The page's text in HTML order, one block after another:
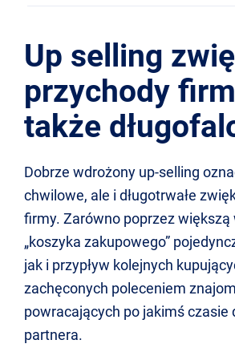
Up selling
przychody
także
Dobrze wdrożony up-selling
chwilowe, ale i długotrwałe
firmy. Zarówno poprzez większą
„koszyka zakupowego”
jak i przypływ kolejnych
zachęconych poleceniem
powracających po jakimś czasie
partnera.